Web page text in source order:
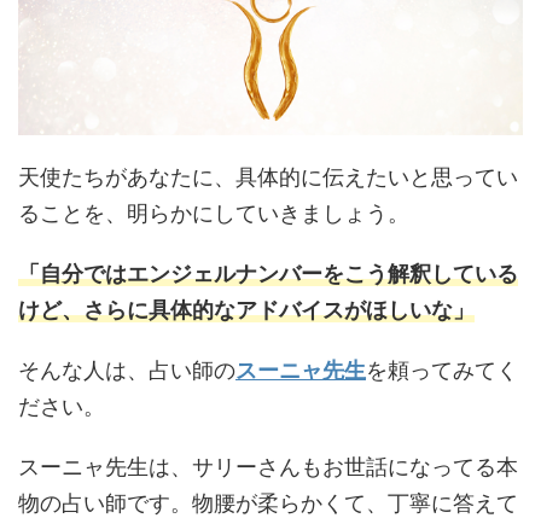
天使たちがあなたに、具体的に伝えたいと思ってい
ることを、明らかにしていきましょう。
「自分ではエンジェルナンバーをこう解釈している
けど、さらに具体的なアドバイスがほしいな」
そんな人は、占い師のスーニャ先生を頼ってみてく
ださい。
スーニャ先生は、サリーさんもお世話になってる本
物の占い師です。物腰が柔らかくて、丁寧に答えて